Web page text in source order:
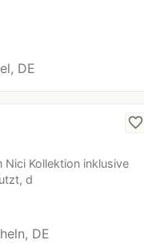
DE
Kollektion inklusive
d
favorite_border
DE